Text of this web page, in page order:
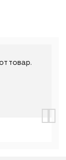
товар.